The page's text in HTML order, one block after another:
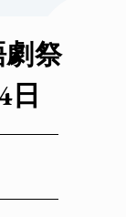
劇祭
日